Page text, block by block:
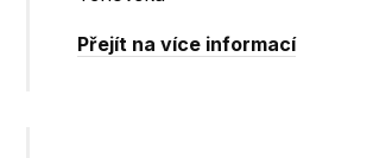
Přejít na více informací